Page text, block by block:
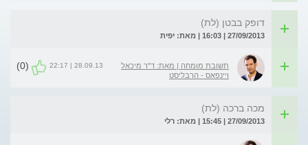
דופק בבטן (לת)
27/09/2013 | 16:03 | מאת: יפית
תשובת מומחה | מאת: ד"ר מיכאל
ויינפאס - הרבליסט
28.09.13 | 22:17
(0)
מכה ברכה (לת)
27/09/2013 | 15:45 | מאת: רלי